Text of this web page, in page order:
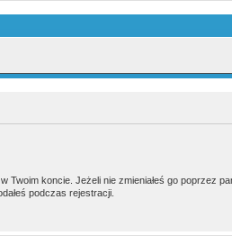
Twoim koncie. Jeżeli nie zmieniałeś go poprzez
podczas rejestracji.